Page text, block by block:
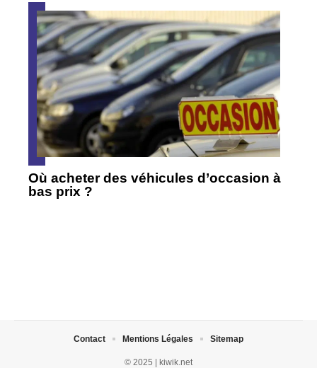
Où acheter des véhicules d’occasion à
bas prix ?
© 2025 | kiwik.net
Contact Mentions Légales Sitemap